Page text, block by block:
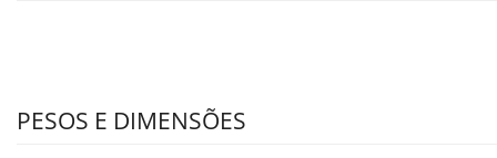
PESOS E DIMENSÕES